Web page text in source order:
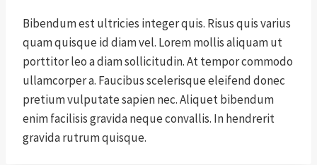
Bibendum est ultricies integer quis. Risus quis varius
quam quisque id diam vel. Lorem mollis aliquam ut
porttitor leo a diam sollicitudin. At tempor commodo
ullamcorper a. Faucibus scelerisque eleifend donec
pretium vulputate sapien nec. Aliquet bibendum
enim facilisis gravida neque convallis. In hendrerit
gravida rutrum quisque.